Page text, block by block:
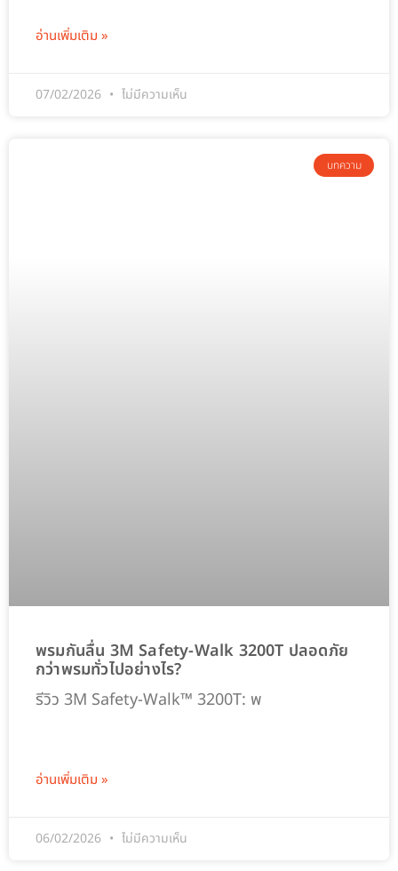
อ่านเพิ่มเติม »
07/02/2026 ไม่มีความเห็น
บทความ
พรมกันลื่น 3M Safety-Walk 3200T ปลอดภัย
กว่าพรมทั่วไปอย่างไร?
รีวิว 3M Safety-Walk™ 3200T: พ
อ่านเพิ่มเติม »
06/02/2026 ไม่มีความเห็น